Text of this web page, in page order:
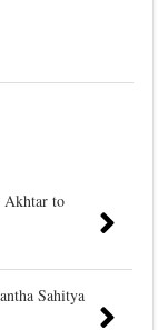
Akhtar to
Sahitya